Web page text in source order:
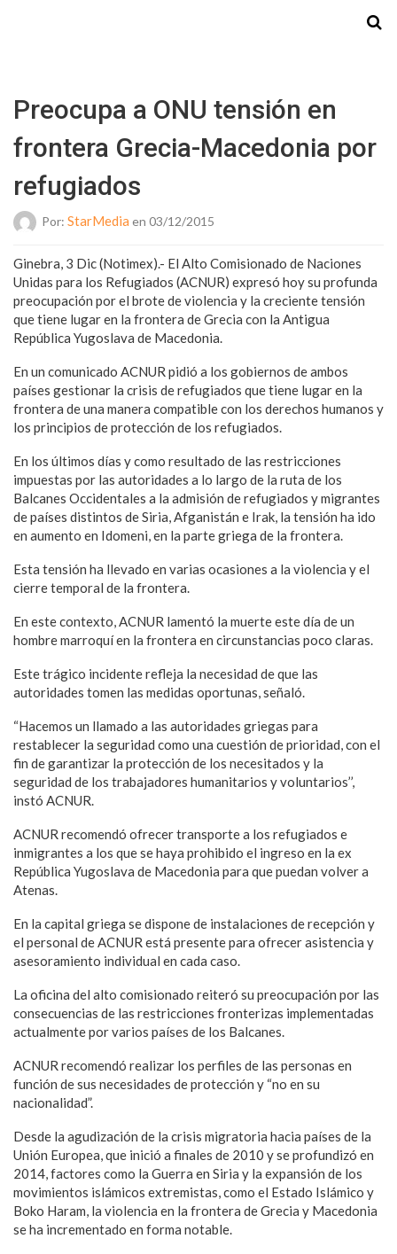
Preocupa a ONU tensión en
frontera Grecia-Macedonia por
refugiados
Por: StarMedia en 03/12/2015
Ginebra, 3 Dic (Notimex).- El Alto Comisionado de Naciones
Unidas para los Refugiados (ACNUR) expresó hoy su profunda
preocupación por el brote de violencia y la creciente tensión
que tiene lugar en la frontera de Grecia con la Antigua
República Yugoslava de Macedonia.
En un comunicado ACNUR pidió a los gobiernos de ambos
países gestionar la crisis de refugiados que tiene lugar en la
frontera de una manera compatible con los derechos humanos y
los principios de protección de los refugiados.
En los últimos días y como resultado de las restricciones
impuestas por las autoridades a lo largo de la ruta de los
Balcanes Occidentales a la admisión de refugiados y migrantes
de países distintos de Siria, Afganistán e Irak, la tensión ha ido
en aumento en Idomeni, en la parte griega de la frontera.
Esta tensión ha llevado en varias ocasiones a la violencia y el
cierre temporal de la frontera.
En este contexto, ACNUR lamentó la muerte este día de un
hombre marroquí en la frontera en circunstancias poco claras.
Este trágico incidente refleja la necesidad de que las
autoridades tomen las medidas oportunas, señaló.
“Hacemos un llamado a las autoridades griegas para
restablecer la seguridad como una cuestión de prioridad, con el
fin de garantizar la protección de los necesitados y la
seguridad de los trabajadores humanitarios y voluntarios’’,
instó ACNUR.
ACNUR recomendó ofrecer transporte a los refugiados e
inmigrantes a los que se haya prohibido el ingreso en la ex
República Yugoslava de Macedonia para que puedan volver a
Atenas.
En la capital griega se dispone de instalaciones de recepción y
el personal de ACNUR está presente para ofrecer asistencia y
asesoramiento individual en cada caso.
La oficina del alto comisionado reiteró su preocupación por las
consecuencias de las restricciones fronterizas implementadas
actualmente por varios países de los Balcanes.
ACNUR recomendó realizar los perfiles de las personas en
función de sus necesidades de protección y “no en su
nacionalidad”.
Desde la agudización de la crisis migratoria hacia países de la
Unión Europea, que inició a finales de 2010 y se profundizó en
2014, factores como la Guerra en Siria y la expansión de los
movimientos islámicos extremistas, como el Estado Islámico y
Boko Haram, la violencia en la frontera de Grecia y Macedonia
se ha incrementado en forma notable.